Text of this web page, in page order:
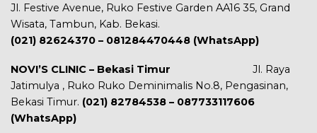
Jl. Festive Avenue, Ruko Festive Garden AA16 35, Grand
Wisata, Tambun, Kab. Bekasi.
(021) 82624370 – 081284470448 (WhatsApp)
NOVI’S CLINIC – Bekasi Timur Jl. Raya
Jatimulya , Ruko Ruko Deminimalis No.8, Pengasinan,
Bekasi Timur. (021) 82784538 – 087733117606
(WhatsApp)